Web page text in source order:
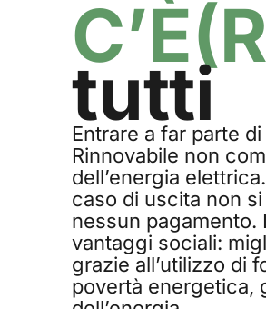
tutti
Entrare a far parte
Rinnovabile non
dell’energia
caso di uscita non
nessun pagamento.
vantaggi sociali:
grazie all’utilizzo di
povertà energetica,